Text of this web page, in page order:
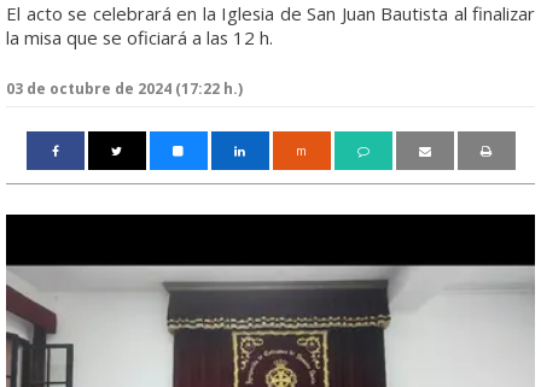
El acto se celebrará en la Iglesia de San Juan Bautista al finalizar
la misa que se oficiará a las 12 h.
03 de octubre de 2024 (17:22 h.)
m